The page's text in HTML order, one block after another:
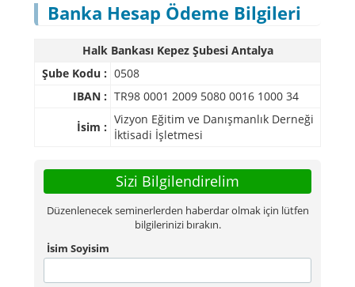
Banka Hesap Ödeme Bilgileri
Halk Bankası Kepez Şubesi Antalya
Şube Kodu : 0508
IBAN : TR98 0001 2009 5080 0016 1000 34
İsim :
Vizyon Eğitim ve Danışmanlık Derneği
İktisadi İşletmesi
Sizi Bilgilendirelim
Düzenlenecek seminerlerden haberdar olmak için lütfen
bilgilerinizi bırakın.
İsim Soyisim